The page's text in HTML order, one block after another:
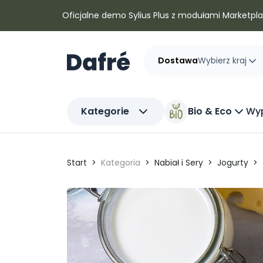
DafreOficjalne demo Sylius Plus z modułami
DostawaWybierz kraj
Kategorie Bio & Eco
Start Kategoria Nabiał i Sery Jogurty